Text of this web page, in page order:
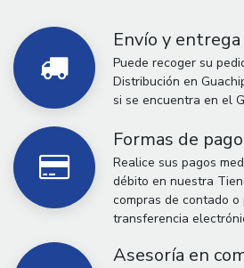
Envío y entrega
Puede recoger su
Distribución en
si se encuentra en el
Formas de pago
Realice sus pagos
débito en nuestra
compras de contado o
transferencia
Asesoría en